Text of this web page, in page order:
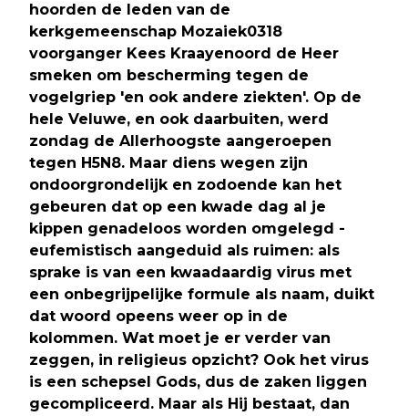
hoorden de leden van de
kerkgemeenschap Mozaiek0318
voorganger Kees Kraayenoord de Heer
smeken om bescherming tegen de
vogelgriep 'en ook andere ziekten'. Op de
hele Veluwe, en ook daarbuiten, werd
zondag de Allerhoogste aangeroepen
tegen H5N8. Maar diens wegen zijn
ondoorgrondelijk en zodoende kan het
gebeuren dat op een kwade dag al je
kippen genadeloos worden omgelegd -
eufemistisch aangeduid als ruimen: als
sprake is van een kwaadaardig virus met
een onbegrijpelijke formule als naam, duikt
dat woord opeens weer op in de
kolommen. Wat moet je er verder van
zeggen, in religieus opzicht? Ook het virus
is een schepsel Gods, dus de zaken liggen
gecompliceerd. Maar als Hij bestaat, dan